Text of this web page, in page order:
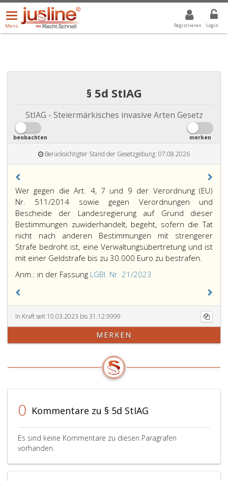
Registrieren Login
Menü
öffnen/schließen
Menü
ALLE DROPDOWN: GEWÄHLTER WERT IST ALLE
§ 5d StIAG
StIAG - Steiermärkisches invasive Arten Gesetz
beobachten merken
Berücksichtigter Stand der Gesetzgebung: 07.08.2026
Wer gegen die Art. 4, 7 und 9 der Verordnung (EU)
Nr. 511/2014 sowie gegen Verordnungen und
Bescheide der Landesregierung auf Grund dieser
Bestimmungen zuwiderhandelt, begeht, sofern die Tat
nicht nach anderen Bestimmungen mit strengerer
Strafe bedroht ist, eine Verwaltungsübertretung und ist
mit einer Geldstrafe bis zu 30.000 Euro zu bestrafen.
Anm.: in der Fassung LGBl. Nr. 21/2023
In Kraft seit 10.03.2023 bis 31.12.9999
MERKEN
0 Kommentare zu § 5d StIAG
Es sind keine Kommentare zu diesen Paragrafen
vorhanden.